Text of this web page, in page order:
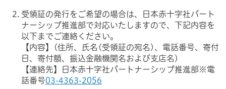
受領証の発行をご希望の場合は、日本赤十字社パート
ナーシップ推進部で対応いたしますので、下記内容を
以下までご連絡ください。
【内容】(住所、氏名(受領証の宛名)、電話番号、寄付
日、寄付額、振込金融機関名および支店名)
【連絡先】日本赤十字社パートナーシップ推進部※電
話番号03-4363-2056